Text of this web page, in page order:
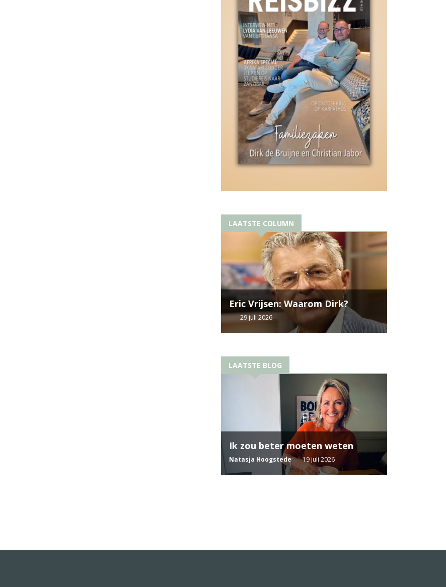
LAATSTE COLUMN
Eric Vrijsen: Waarom Dirk?
29 juli 2026
LAATSTE BLOG
Ik zou beter moeten weten
Natasja Hoogstede 19 juli 2026